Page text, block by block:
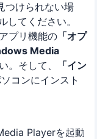
つけられない場
してください。
プリ機能の 「オプ
Media
。そして、
「イン
コンにインスト
Playerを起動